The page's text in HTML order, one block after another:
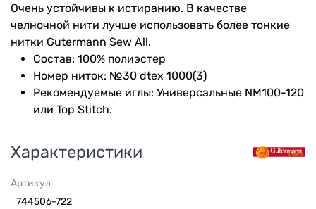
Очень устойчивы к истиранию. В качестве
челночной нити лучше использовать более тонкие
нитки Gutermann Sew All.
Состав: 100% полиэстер
Номер ниток: №30 dtex 1000(3)
Рекомендуемые иглы: Универсальные NM100-120
или Top Stitch.
Характеристики
Артикул
744506-722